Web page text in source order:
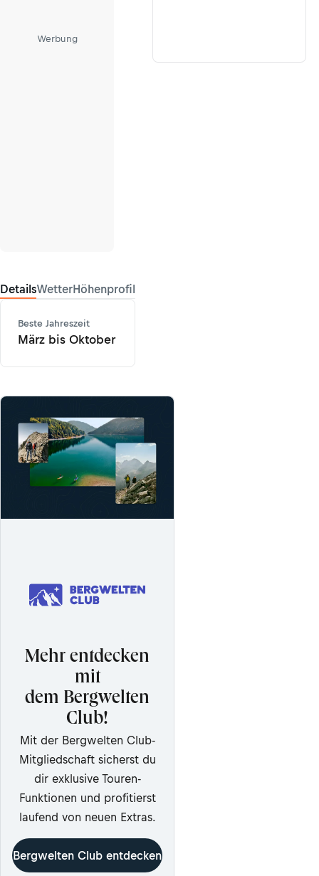
Werbung
DetailsWetterHöhenprofil
Beste Jahreszeit
März bis Oktober
Mehr entdecken
mit
dem Bergwelten
Club!
Mit der Bergwelten Club-
Mitgliedschaft sicherst du
dir exklusive Touren-
Funktionen und profitierst
laufend von neuen Extras.
Bergwelten Club entdecken